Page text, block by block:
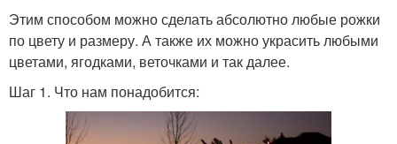
Этим способом можно сделать абсолютно любые рожки
по цвету и размеру. А также их можно украсить любыми
цветами, ягодками, веточками и так далее.
Шаг 1. Что нам понадобится: